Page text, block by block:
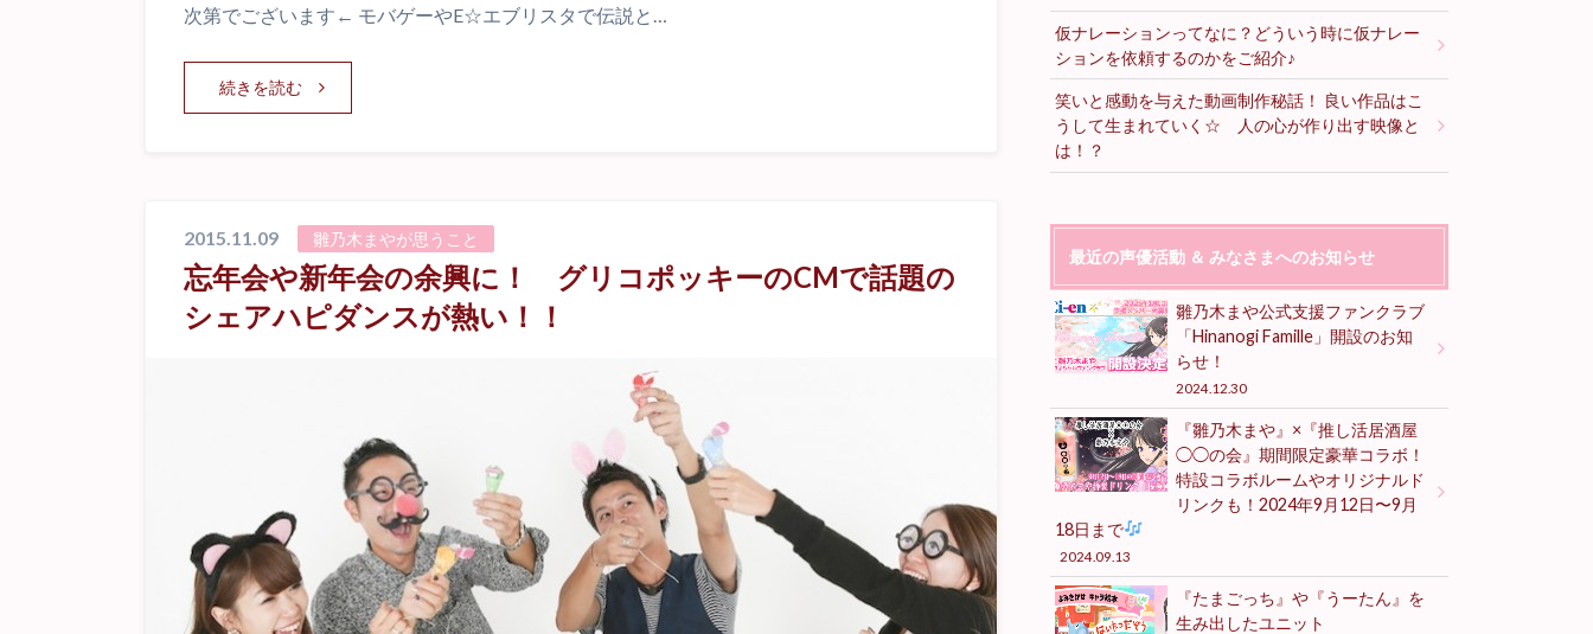
次第でございます← モバゲーやE☆エブリスタで伝説と…
続きを読む
2015.11.09 雛乃木まやが思うこと
忘年会や新年会の余興に！ グリコポッキーのCMで話題の
シェアハピダンスが熱い！！
仮ナレーションってなに？どういう時に仮ナレー
ションを依頼するのかをご紹介♪
笑いと感動を与えた動画制作秘話！ 良い作品はこ
うして生まれていく☆ 人の心が作り出す映像と
は！？
最近の声優活動 ＆ みなさまへのお知らせ
雛乃木まや公式支援ファンクラブ
「Hinanogi Famille」開設のお知
らせ！
2024.12.30
『雛乃木まや』×『推し活居酒屋
◯◯の会』期間限定豪華コラボ！
特設コラボルームやオリジナルド
リンクも！2024年9月12日〜9月
18日まで
2024.09.13
『たまごっち』や『うーたん』を
生み出したユニット